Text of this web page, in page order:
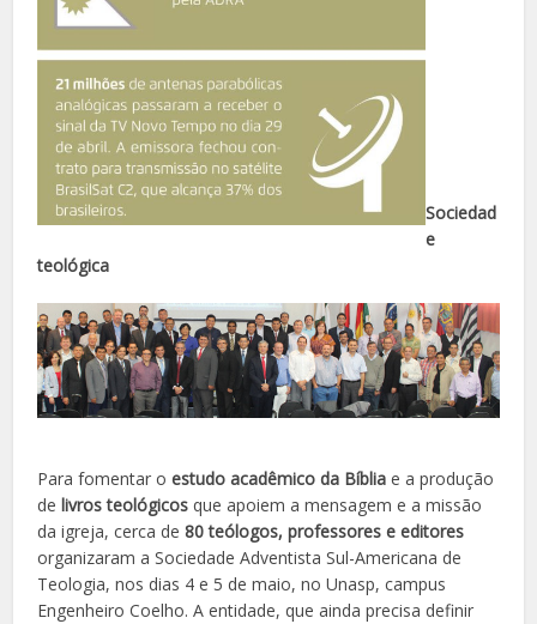
Sociedad
e
teológica
Para fomentar oestudo acadêmico da Bíblia e a produção
de livros teológicos que apoiem a mensagem e a missão
da igreja, cerca de 80 teólogos, professores e editores
organizaram a Sociedade Adventista Sul-Americana de
Teologia, nos dias 4 e 5 de maio, no Unasp, campus
Engenheiro Coelho. A entidade, que ainda precisa definir